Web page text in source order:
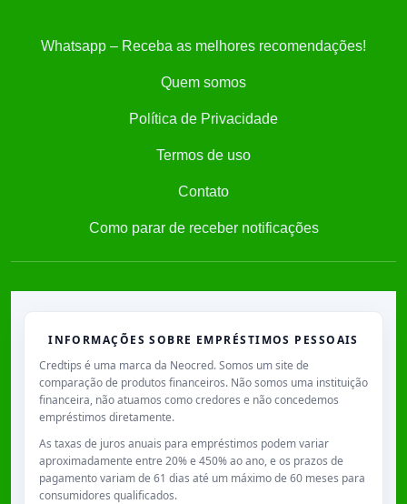
Whatsapp – Receba as melhores recomendações!
Quem somos
Política de Privacidade
Termos de uso
Contato
Como parar de receber notificações
INFORMAÇÕES SOBRE EMPRÉSTIMOS PESSOAIS
Credtips é uma marca da Neocred. Somos um site de
comparação de produtos financeiros. Não somos uma instituição
financeira, não atuamos como credores e não concedemos
empréstimos diretamente.
As taxas de juros anuais para empréstimos podem variar
aproximadamente entre 20% e 450% ao ano, e os prazos de
pagamento variam de 61 dias até um máximo de 60 meses para
consumidores qualificados.